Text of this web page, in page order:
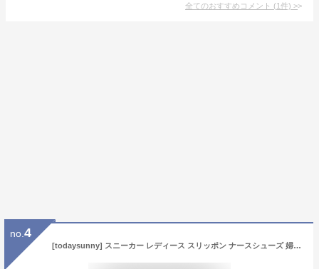
全てのおすすめコメント (1件) >
no. 4
[todaysunny] スニーカー レディース スリッポン ナースシューズ 婦人靴 カジュアルシューズ 超軽量 ウォキングシューズ 通気性 大きいサイズ スニーカー ブラック 24.0 cm